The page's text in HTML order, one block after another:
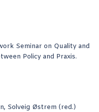
Seminar on Quality and
Policy and Praxis.
Solveig Østrem (red.)